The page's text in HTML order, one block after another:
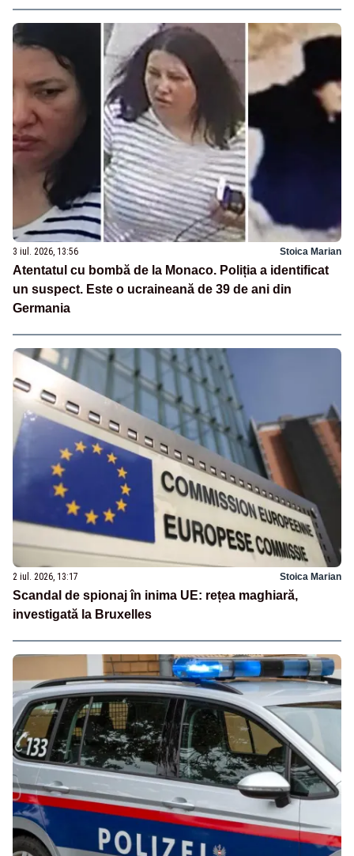
3 iul. 2026, 13:56 Stoica Marian
Atentatul cu bombă de la Monaco. Poliția a identificat
un suspect. Este o ucraineană de 39 de ani din
Germania
2 iul. 2026, 13:17 Stoica Marian
Scandal de spionaj în inima UE: rețea maghiară,
investigată la Bruxelles